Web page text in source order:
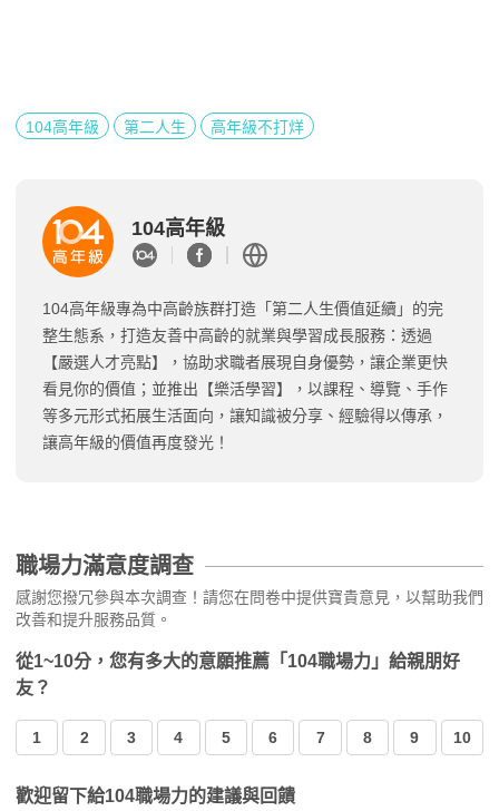
104高年級 第二人生 高年級不打烊
104高年級
104高年級專為中高齡族群打造「第二人生價值延續」的完
整生態系，打造友善中高齡的就業與學習成長服務：透過
【嚴選人才亮點】，協助求職者展現自身優勢，讓企業更快
看見你的價值；並推出【樂活學習】，以課程、導覽、手作
等多元形式拓展生活面向，讓知識被分享、經驗得以傳承，
讓高年級的價值再度發光！
職場力滿意度調查
感謝您撥冗參與本次調查！請您在問卷中提供寶貴意見，以幫助我們
改善和提升服務品質。
從1~10分，您有多大的意願推薦「104職場力」給親朋好
友？
1 2 3 4 5 6 7 8 9 10
歡迎留下給104職場力的建議與回饋